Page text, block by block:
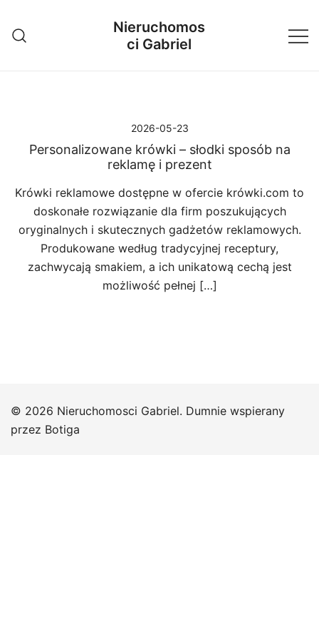
treści
Nieruchomos
ci Gabriel
2026-05-23
Personalizowane krówki – słodki sposób na
reklamę i prezent
Krówki reklamowe dostępne w ofercie krówki.com to
doskonałe rozwiązanie dla firm poszukujących
oryginalnych i skutecznych gadżetów reklamowych.
Produkowane według tradycyjnej receptury,
zachwycają smakiem, a ich unikatową cechą jest
możliwość pełnej […]
© 2026 Nieruchomosci Gabriel. Dumnie wspierany
przez Botiga